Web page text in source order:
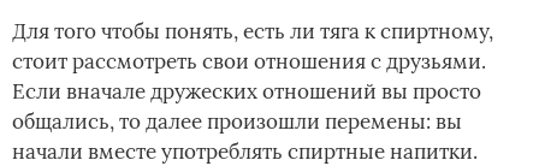
Для того чтобы понять, есть ли тяга к спиртному,
стоит рассмотреть свои отношения с друзьями.
Если вначале дружеских отношений вы просто
общались, то далее произошли перемены: вы
начали вместе употреблять спиртные напитки.